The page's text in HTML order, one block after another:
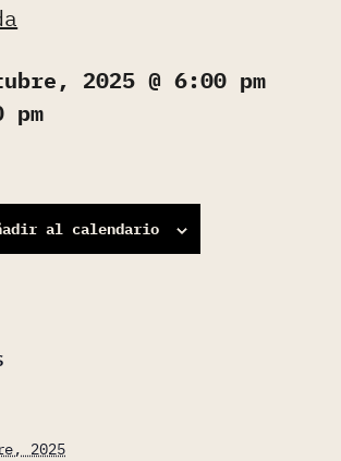
2025 @ 6:00 pm
pm
al calendario
2025